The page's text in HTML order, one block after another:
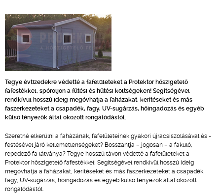
Tegye évtizedekre védetté a fafelületeket a Protektor hőszigetelő
fafestékkel, spóroljon a fűtési és hűtési költségeken! Segítségével
rendkívül hosszú ideig megóvhatja a faházakat, kerítéseket és más
faszerkezeteket a csapadék, fagy, UV-sugárzás, hőingadozás és egyéb
külső tényezők által okozott rongálódástól.
Szeretné elkerülni a faházának, fafelületeinek gyakori újracsiszolásával és -
festésével járó kellemetlenségeket? Bosszantja – jogosan – a fakuló,
repedező fa látványa? Tegye hosszú távon védetté a fafelületeket a
Protektor hőszigetelő fafestékkel! Segítségével rendkívül hosszú ideig
megóvhatja a faházakat, kerítéseket és más faszerkezeteket a csapadék,
fagy, UV-sugárzás, hőingadozás és egyéb külső tényezők által okozott
rongálódástól.